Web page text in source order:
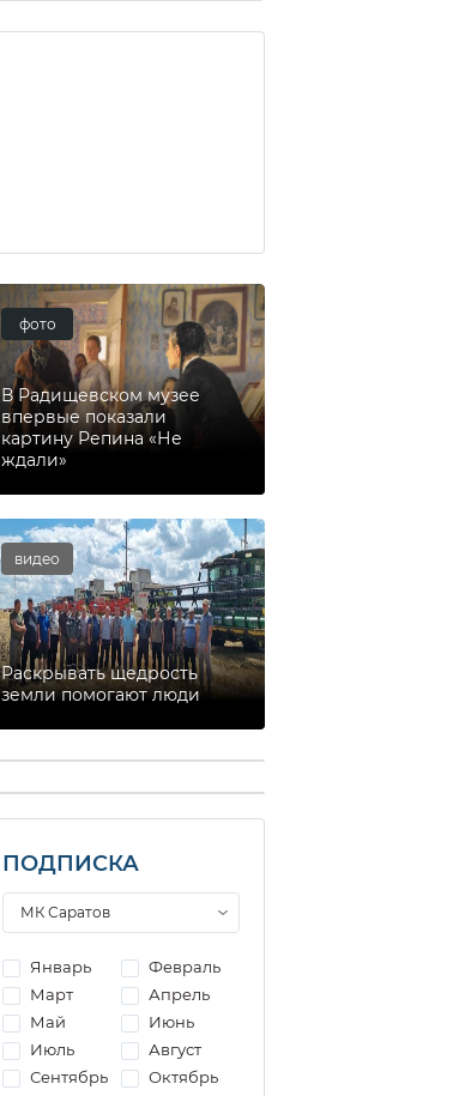
фото
В Радищевском музее
впервые показали
картину Репина «Не
ждали»
видео
Раскрывать щедрость
земли помогают люди
ПОДПИСКА
Январь
Февраль
Март
Апрель
Май
Июнь
Июль
Август
Сентябрь
Октябрь